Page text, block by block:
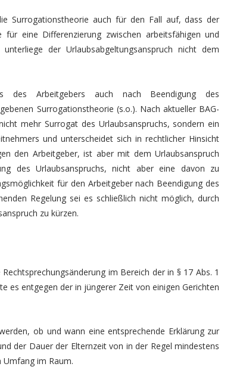
Surrogationstheorie auch für den Fall auf, dass der
eine Differenzierung zwischen arbeitsfähigen und
der Urlaubsabgeltungsanspruch nicht dem
des Arbeitgebers auch nach Beendigung des
Surrogationstheorie (s.o.). Nach aktueller BAG-
mehr Surrogat des Urlaubsanspruchs, sondern ein
und unterscheidet sich in rechtlicher Hinsicht
den Arbeitgeber, ist aber mit dem Urlaubsanspruch
des Urlaubsanspruchs, nicht aber eine davon zu
für den Arbeitgeber nach Beendigung des
Regelung sei es schließlich nicht möglich, durch
zu kürzen.
im Bereich der in § 17 Abs. 1
es entgegen der in jüngerer Zeit von einigen Gerichten
ob und wann eine entsprechende Erklärung zur
der Dauer der Elternzeit von in der Regel mindestens
im Raum.